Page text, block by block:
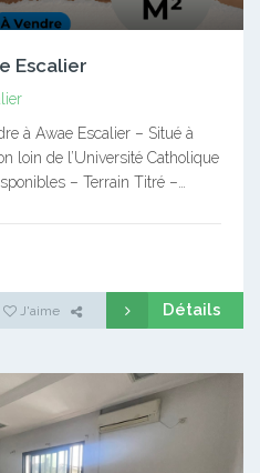
Escalier
à Awae Escalier – Situé à
loin de l’Université Catholique
– Terrain Titré –…
J'aime Détails